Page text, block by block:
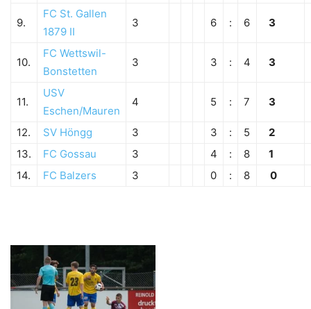
9.
FC St. Gallen
1879 II
3 6 : 6 3
10.
FC Wettswil-
Bonstetten
3 3 : 4 3
11.
USV
Eschen/Mauren
4 5 : 7 3
12. SV Höngg 3 3 : 5
2
13.
FC Gossau 3 4 : 8
1
14.
FC Balzers 3 0 : 8 0